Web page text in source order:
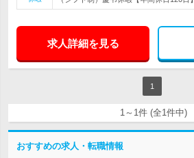
求人詳細を見る
1
1～1件 (全1件中)
おすすめの求人・転職情報